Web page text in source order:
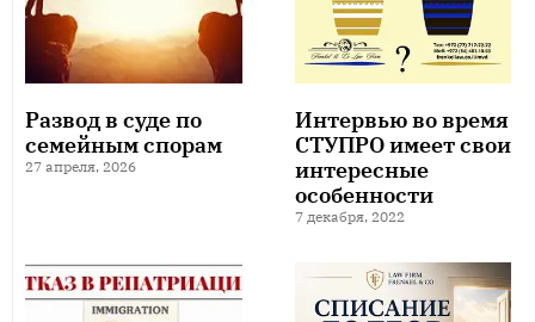
Развод в суде по
семейным спорам
27 апреля, 2026
Интервью во время
СТУПРО имеет свои
интересные
особенности
7 декабря, 2022